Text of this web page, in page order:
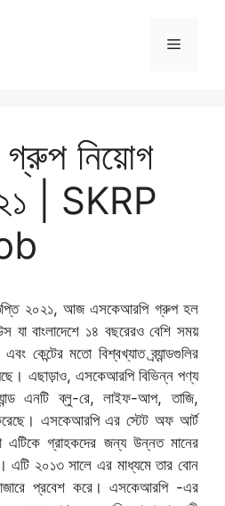
Menu
নিয়োগ
| SKRP
২০২১, আজ এসকেআরপি গ্রুপ হল
যা বাংলাদেশে ১৪ বছরেরও বেশি সময়
কেন্টের মতো বিশ্বখ্যাত ব্র্যান্ডগুলির
এছাড়াও, এসকেআরপি বিভিন্ন পণ্য
এনটি ব্লু-রে, লাইফ-আপ, তাজি,
এসকেআরপি এর স্টেট অফ আর্ট
এটিকে গ্রাহকদের জন্য উন্নত মানের
এটি ২০১৩ সালে এর মাধ্যমে তার বোন
প্রবেশ করে। এসকেআরপি -এর